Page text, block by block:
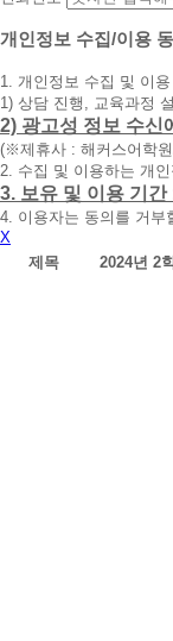
청
휴
대
폰
번
호
를
입
력
개인정보 수집/이용
1. 개인정보 수집 및 이용
1) 상담 진행, 교육과정
2) 광고성 정보 수신
(※제휴사 : 해커스어학
2. 수집 및 이용하는 개
3. 보유 및 이용 기
4. 이용자는 동의를 거부
X
제목
2024년 2